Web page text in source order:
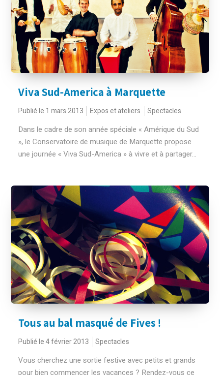
Viva Sud-America à Marquette
Publié le 1 mars 2013 Expos et ateliers Spectacles
Dans le cadre de son année spéciale « Amérique du Sud
», le Conservatoire de musique de Marquette propose
une journée « Viva Sud-America » à vivre et à partager...
Tous au bal masqué de Fives !
Publié le 4 février 2013 Spectacles
Vous cherchez une sortie festive avec petits et grands
pour bien commencer les vacances ? Rendez-vous ce